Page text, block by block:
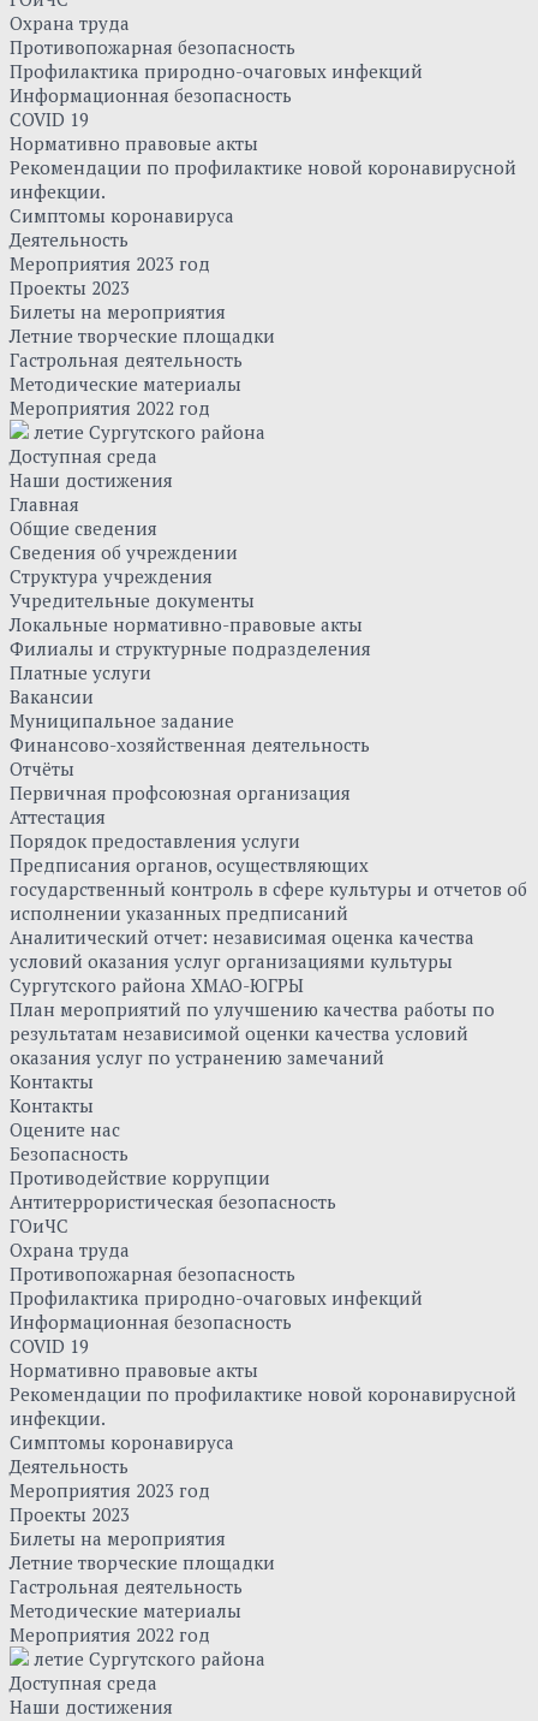
Охрана труда
Противопожарная безопасность
Профилактика природно-очаговых инфекций
Информационная безопасность
COVID 19
Нормативно правовые акты
Рекомендации по профилактике новой коронавирусной
инфекции.
Симптомы коронавируса
Деятельность
Мероприятия 2023 год
Проекты 2023
Билеты на мероприятия
Летние творческие площадки
Гастрольная деятельность
Методические материалы
Мероприятия 2022 год
летие Сургутского района
Доступная среда
Наши достижения
Главная
Общие сведения
Сведения об учреждении
Структура учреждения
Учредительные документы
Локальные нормативно-правовые акты
Филиалы и структурные подразделения
Платные услуги
Вакансии
Муниципальное задание
Финансово-хозяйственная деятельность
Отчёты
Первичная профсоюзная организация
Аттестация
Порядок предоставления услуги
Предписания органов, осуществляющих
государственный контроль в сфере культуры и отчетов об
исполнении указанных предписаний
Аналитический отчет: независимая оценка качества
условий оказания услуг организациями культуры
Сургутского района ХМАО-ЮГРЫ
План мероприятий по улучшению качества работы по
результатам независимой оценки качества условий
оказания услуг по устранению замечаний
Контакты
Контакты
Оцените нас
Безопасность
Противодействие коррупции
Антитеррористическая безопасность
ГОиЧС
Охрана труда
Противопожарная безопасность
Профилактика природно-очаговых инфекций
Информационная безопасность
COVID 19
Нормативно правовые акты
Рекомендации по профилактике новой коронавирусной
инфекции.
Симптомы коронавируса
Деятельность
Мероприятия 2023 год
Проекты 2023
Билеты на мероприятия
Летние творческие площадки
Гастрольная деятельность
Методические материалы
Мероприятия 2022 год
летие Сургутского района
Доступная среда
Наши достижения